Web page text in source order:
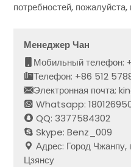
потребностей,
Менеджер Чан
Мобильный телефон:
Телефон: +86 512
Электронная почта:
Whatsapp:
QQ: 3377584302
Skype: Benz_009
Адрес: Город Чжанпу,
Цзянсу